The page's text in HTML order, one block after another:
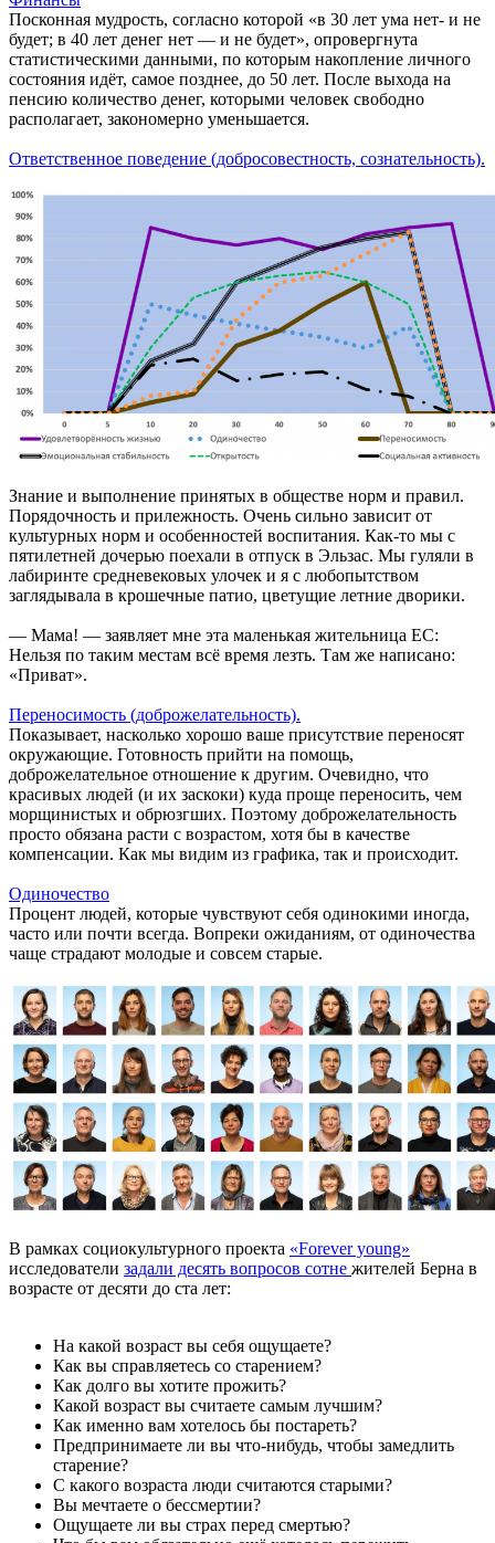
Посконная мудрость, согласно которой «в 30 лет ума нет- и не
будет; в 40 лет денег нет — и не будет», опровергнута
статистическими данными, по которым накопление личного
состояния идёт, самое позднее, до 50 лет. После выхода на
пенсию количество денег, которыми человек свободно
располагает, закономерно уменьшается.
Ответственное поведение (добросовестность, сознательность).
Знание и выполнение принятых в обществе норм и правил.
Порядочность и прилежность. Очень сильно зависит от
культурных норм и особенностей воспитания. Как-то мы с
пятилетней дочерью поехали в отпуск в Эльзас. Мы гуляли в
лабиринте средневековых улочек и я с любопытством
заглядывала в крошечные патио, цветущие летние дворики.
— Мама! — заявляет мне эта маленькая жительница ЕС:
Нельзя по таким местам всё время лезть. Там же написано:
«Приват».
Переносимость (доброжелательность).
Показывает, насколько хорошо ваше присутствие переносят
окружающие. Готовность прийти на помощь,
доброжелательное отношение к другим. Очевидно, что
красивых людей (и их заскоки) куда проще переносить, чем
морщинистых и обрюзгших. Поэтому доброжелательность
просто обязана расти с возрастом, хотя бы в качестве
компенсации. Как мы видим из графика, так и происходит.
Одиночество
Процент людей, которые чувствуют себя одинокими иногда,
часто или почти всегда. Вопреки ожиданиям, от одиночества
чаще страдают молодые и совсем старые.
В рамках социокультурного проекта «Forever young»
исследователи задали десять вопросов сотне жителей Берна в
возрасте от десяти до ста лет:
На какой возраст вы себя ощущаете?
Как вы справляетесь со старением?
Как долго вы хотите прожить?
Какой возраст вы считаете самым лучшим?
Как именно вам хотелось бы постареть?
Предпринимаете ли вы что-нибудь, чтобы замедлить
старение?
С какого возраста люди считаются старыми?
Bы мечтаете о бессмертии?
Ощущаете ли вы страх перед смертью?